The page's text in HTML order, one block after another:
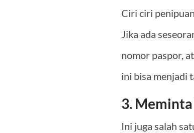
Ciri ciri
Jika ada
nomor paspor,
ini bisa menjadi
3. Meminta
Ini juga salah